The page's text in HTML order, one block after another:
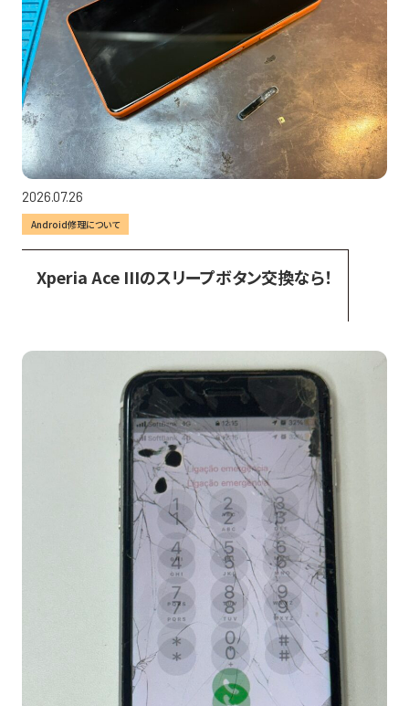
2026.07.26
Android修理について
Xperia Ace IIIのスリープボタン交換なら！